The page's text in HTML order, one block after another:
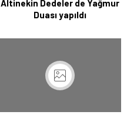
Altinekin Dedeler de Yağmur
Duası yapıldı